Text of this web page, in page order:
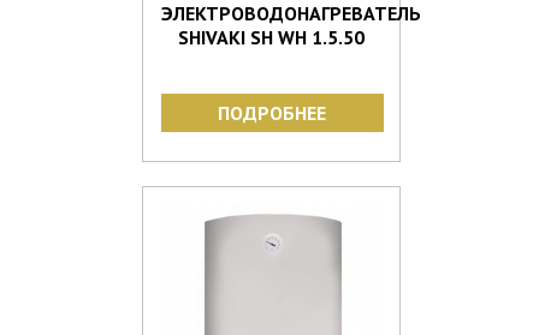
ЭЛЕКТРОВОДОНАГРЕВАТЕЛЬ
SHIVAKI SH WH 1.5.50
ПОДРОБНЕЕ